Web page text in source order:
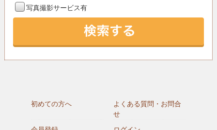
写真撮影サービス有
初めての方へ
よくある質問・お問合
せ